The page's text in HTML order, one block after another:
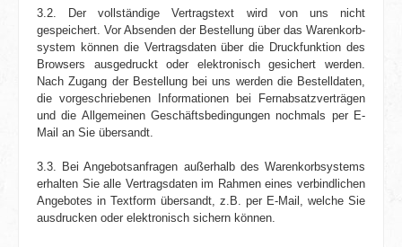
3.2. Der vollständige Vertragstext wird von uns nicht
gespeichert. Vor Absenden der Bestellung über das Warenkorb­
system können die Vertragsdaten über die Druckfunktion des
Browsers ausgedruckt oder elektronisch gesichert werden.
Nach Zugang der Bestellung bei uns werden die Bestelldaten,
die vorgeschriebenen Informationen bei Fernabsatzverträgen
und die Allgemeinen Geschäfts­bedingungen nochmals per E-
Mail an Sie übersandt.
3.3. Bei Angebotsanfragen außerhalb des Warenkorbsystems
erhalten Sie alle Vertrags­daten im Rahmen eines verbindlichen
Angebotes in Textform übersandt, z.B. per E-Mail, welche Sie
ausdrucken oder elektronisch sichern können.